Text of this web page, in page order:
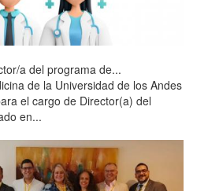
a del programa de...
de la Universidad de los Andes
el cargo de Director(a) del
en...